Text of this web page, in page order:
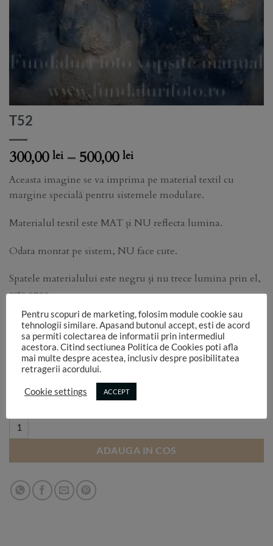
T52
300,00 lei – 500,00 leiPrice
300,00 lei
through
500,00 lei
Aceasta imagine se va imprima pe material textil cu
margine specială pentru sistemele modulare.
Materialul textil este MAT și NU reflecta lumina.
Odata montat pe sistem, NU face cute.
Spatele materialului este negru și nu trece lumina prin el,
este opac.
Functie de monitorul pe care vezi imaginea, de setările
aparatului foto, de lumina folosită în studio, culorile pot sa
difere.
Selectează dimensiunea:
T52 quantity
ADAUGA IN COS
Pentru scopuri de marketing, folosim module cookie sau
tehnologii similare. Apasand butonul accept, esti de acord
sa permiti colectarea de informatii prin intermediul
acestora. Citind sectiunea Politica de Cookies poti afla
mai multe despre acestea, inclusiv despre posibilitatea
retragerii acordului.
Cookie settings ACCEPT